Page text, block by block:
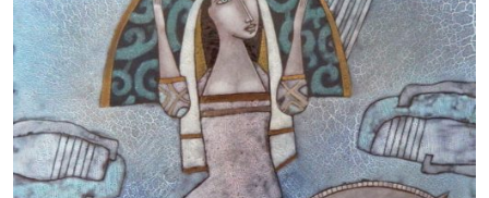
БАЙЦАЕВА ЛЮДМИЛА